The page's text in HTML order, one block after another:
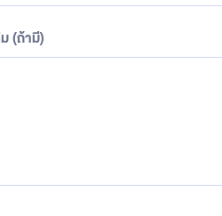
(ถ้ามี)